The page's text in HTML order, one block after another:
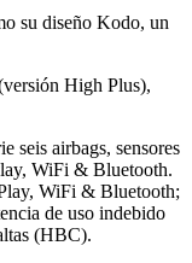
su diseño Kodo, un
High Plus),
seis airbags, sensores
WiFi & Bluetooth.
WiFi & Bluetooth;
de uso indebido
(HBC).